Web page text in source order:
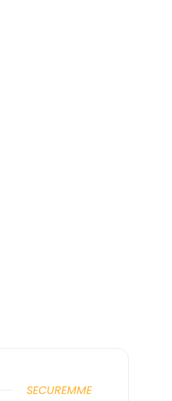
SECUREMME